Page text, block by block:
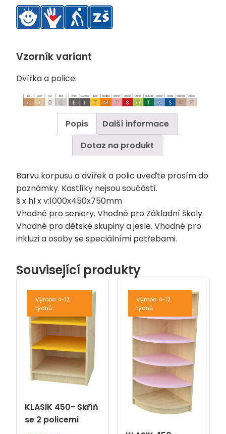
Vzorník variant
Dvířka a police:
Popis
Další informace
Dotaz na produkt
Barvu korpusu a dvířek a polic uveďte prosím do
poznámky. Kastlíky nejsou součástí.
š x hl x v:1000x450x750mm
Vhodné pro seniory. Vhodné pro Základní školy.
Vhodné pro dětské skupiny a jesle. Vhodné pro
inkluzi a osoby se speciálními potřebami.
Související produkty
Výroba 4-12.
týdnů
KLASIK 450- Skříň
se 2 policemi
Výroba 4-12.
týdnů